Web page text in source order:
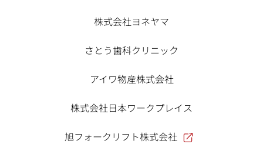
株式会社ヨネヤマ
さとう歯科クリニック
アイワ物産株式会社
株式会社日本ワークプレイス
旭フォークリフト株式会社